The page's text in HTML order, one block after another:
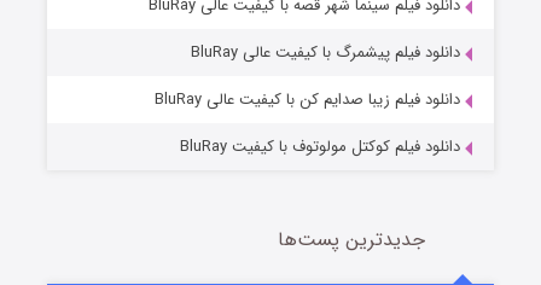
دانلود فیلم سینما شهر قصه با کیفیت عالی BluRay
دانلود فیلم پیشمرگ با کیفیت عالی BluRay
دانلود فیلم زیبا صدایم کن با کیفیت عالی BluRay
دانلود فیلم کوکتل مولوتوف با کیفیت BluRay
جدیدترین پست‌ها